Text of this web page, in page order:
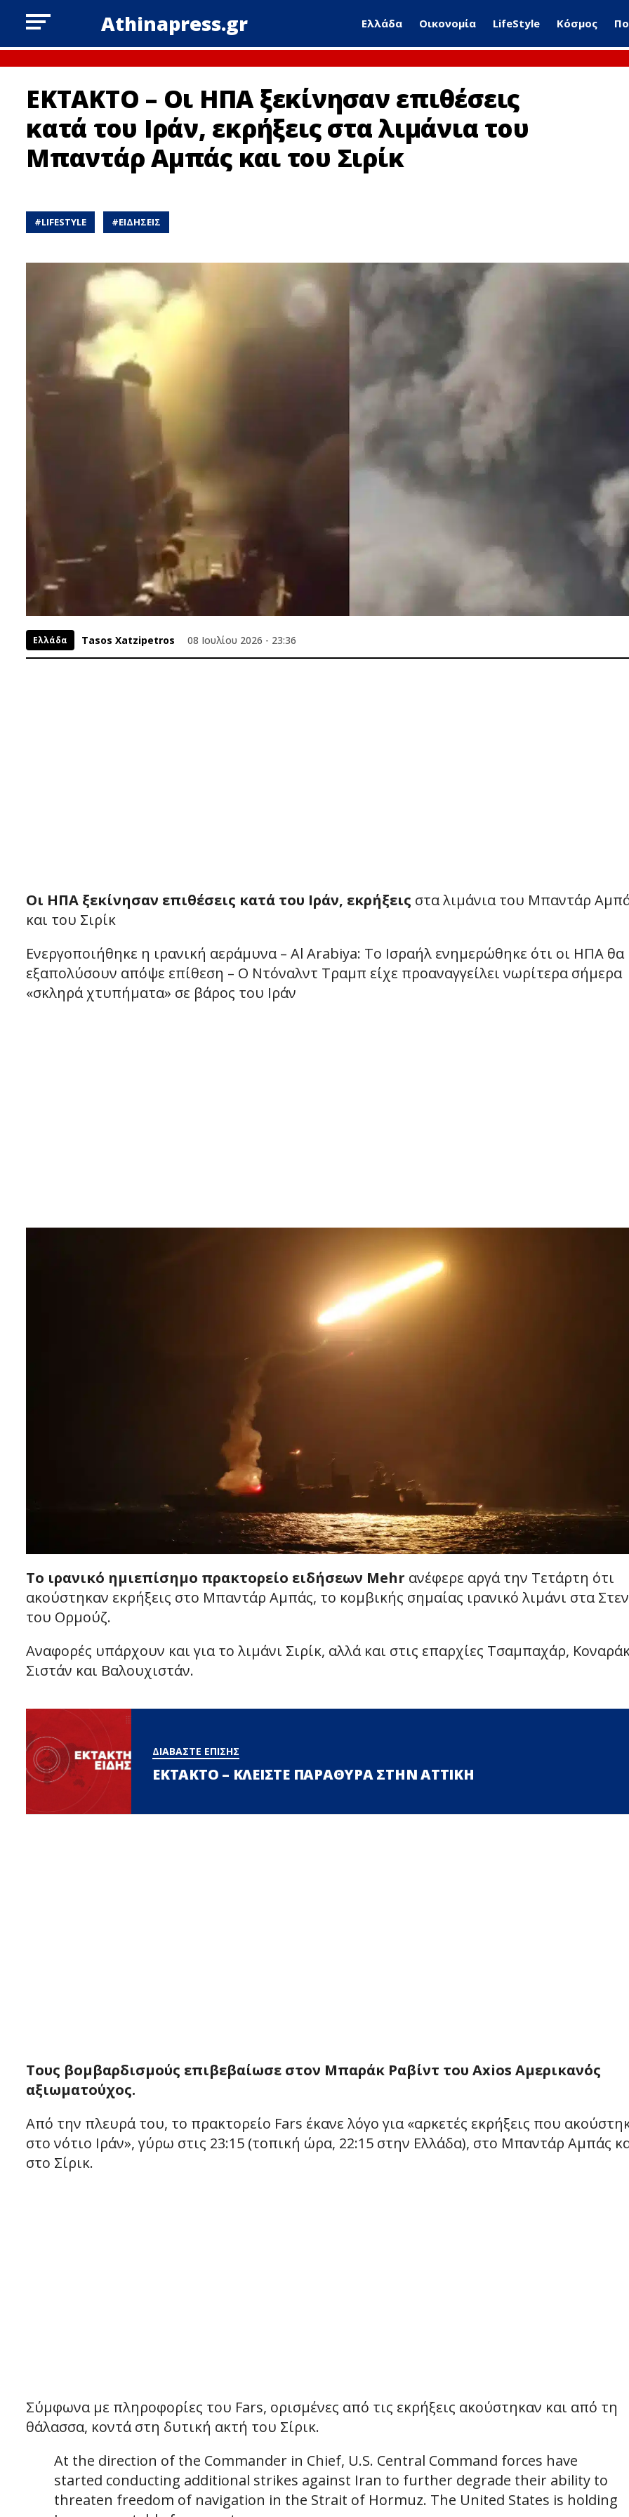
Athinapress.gr Ελλάδα Οικονομία LifeStyle Κόσμος
ΕΚΤΑΚΤΟ – Οι ΗΠΑ ξεκίνησαν επιθέσεις
κατά του Ιράν, εκρήξεις στα λιμάνια του
Μπαντάρ Αμπάς και του Σιρίκ
#LIFESTYLE #ΕΙΔΗΣΕΙΣ
Ελλάδα Tasos Xatzipetros 08 Ιουλίου 2026 - 23:36
Οι ΗΠΑ ξεκίνησαν επιθέσεις κατά του Ιράν, εκρήξεις στα λιμάνια του Μπαντάρ
και του Σιρίκ
Eνεργοποιήθηκε η ιρανική αεράμυνα – Al Arabiya: Το Ισραήλ ενημερώθηκε ότι οι ΗΠΑ θα
εξαπολύσουν απόψε επίθεση – Ο Ντόναλντ Τραμπ είχε προαναγγείλει νωρίτερα σήμερα
«σκληρά χτυπήματα» σε βάρος του Ιράν
Το ιρανικό ημιεπίσημο πρακτορείο ειδήσεων Mehr ανέφερε αργά την Τετάρτη ότι
ακούστηκαν εκρήξεις στο Μπαντάρ Αμπάς, το κομβικής σημαίας ιρανικό λιμάνι στα
του Ορμούζ.
Αναφορές υπάρχουν και για το λιμάνι Σιρίκ, αλλά και στις επαρχίες Τσαμπαχάρ,
Σιστάν και Βαλουχιστάν.
ΔΙΑΒΑΣΤΕ ΕΠΙΣΗΣ
ΕΚΤΑΚΤΟ – ΚΛΕΙΣΤΕ ΠΑΡΑΘΥΡΑ ΣΤΗΝ ΑΤΤΙΚΗ
Τους βομβαρδισμούς επιβεβαίωσε στον Μπαράκ Ραβίντ του Axios Αμερικανός
αξιωματούχος.
Από την πλευρά του, το πρακτορείο Fars έκανε λόγο για «αρκετές εκρήξεις που
στο νότιο Ιράν», γύρω στις 23:15 (τοπική ώρα, 22:15 στην Ελλάδα), στο Μπαντάρ Αμπάς
στο Σίρικ.
Σύμφωνα με πληροφορίες του Fars, ορισμένες από τις εκρήξεις ακούστηκαν και από τη
θάλασσα, κοντά στη δυτική ακτή του Σίρικ.
At the direction of the Commander in Chief, U.S. Central Command forces have
started conducting additional strikes against Iran to further degrade their ability to
threaten freedom of navigation in the Strait of Hormuz. The United States is holding